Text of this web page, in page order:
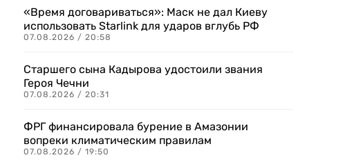
«Время договариваться»: Маск не дал Киеву
использовать Starlink для ударов вглубь РФ
07.08.2026 / 20:58
Старшего сына Кадырова удостоили звания
Героя Чечни
07.08.2026 / 20:31
ФРГ финансировала бурение в Амазонии
вопреки климатическим правилам
07.08.2026 / 19:50